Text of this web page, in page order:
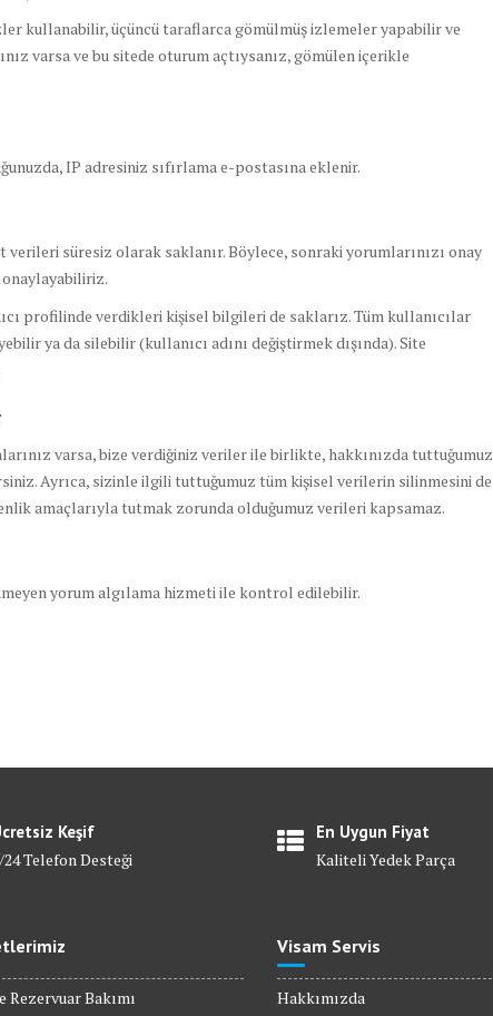
kullanabilir, üçüncü taraflarca gömülmüş izlemeler yapabilir ve
varsa ve bu sitede oturum açtıysanız, gömülen içerikle
IP adresiniz sıfırlama e-postasına eklenir.
verileri süresiz olarak saklanır. Böylece, sonraki yorumlarınızı onay
profilinde verdikleri kişisel bilgileri de saklarız. Tüm kullanıcılar
ya da silebilir (kullanıcı adını değiştirmek dışında). Site
varsa, bize verdiğiniz veriler ile birlikte, hakkınızda tuttuğumuz
Ayrıca, sizinle ilgili tuttuğumuz tüm kişisel verilerin silinmesini de
amaçlarıyla tutmak zorunda olduğumuz verileri kapsamaz.
yorum algılama hizmeti ile kontrol edilebilir.
Keşif
24 Telefon Desteği
En Uygun Fiyat
Kaliteli Yedek Parça
Rezervuar Bakımı
Visam Servis
Hakkımızda